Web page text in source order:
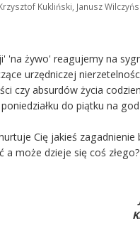
Kukliński, Janusz
'na żywo' reagujemy na
urzędniczej
czy absurdów życia
do piątku na
Cię jakieś zagadnienie
a może dzieje się coś